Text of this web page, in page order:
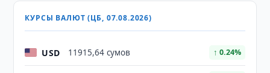
КУРСЫ ВАЛЮТ (ЦБ, 07.08.2026)
USD 11915,64 сумов ↑ 0.24%